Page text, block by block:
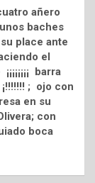
añero
baches
place ante
el
barra
; ojo con
en su
con
boca